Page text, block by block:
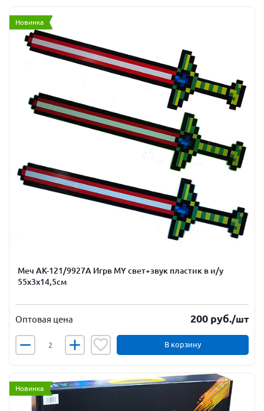
Новинка
Меч АК-121/9927А Игрв MY свет+звук пластик в и/у
55х3х14,5см
Оптовая цена 200 руб./шт
В корзину
Новинка